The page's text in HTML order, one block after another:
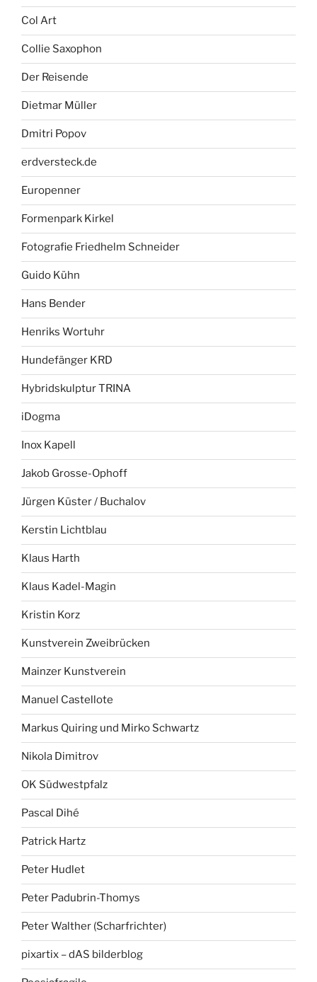
Col Art
Collie Saxophon
Der Reisende
Dietmar Müller
Dmitri Popov
erdversteck.de
Europenner
Formenpark Kirkel
Fotografie Friedhelm Schneider
Guido Kühn
Hans Bender
Henriks Wortuhr
Hundefänger KRD
Hybridskulptur TRINA
iDogma
Inox Kapell
Jakob Grosse-Ophoff
Jürgen Küster / Buchalov
Kerstin Lichtblau
Klaus Harth
Klaus Kadel-Magin
Kristin Korz
Kunstverein Zweibrücken
Mainzer Kunstverein
Manuel Castellote
Markus Quiring und Mirko Schwartz
Nikola Dimitrov
OK Südwestpfalz
Pascal Dihé
Patrick Hartz
Peter Hudlet
Peter Padubrin-Thomys
Peter Walther (Scharfrichter)
pixartix – dAS bilderblog